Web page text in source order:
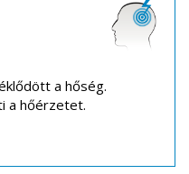
a hőség.
a hőérzetet.